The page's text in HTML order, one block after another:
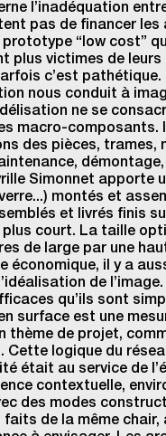
l’inadéquation
pas de financer
“low cost”
plus victimes de
c’est
nous conduit à
ne se
macro-
des pièces,
Simonnet apporte
montés et
et livrés finis
court. La taille
de large par une
économique, il y a
de
qu’ils sont
surface est une
thème de projet,
logique du
était au service de
contextuelle,
des modes
faits de la même